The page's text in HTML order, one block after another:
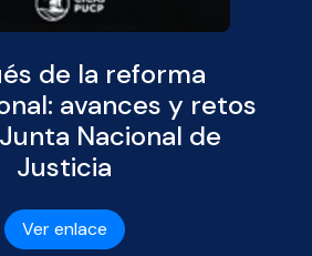
de la reforma
avances y retos
Nacional de
Justicia
Ver enlace